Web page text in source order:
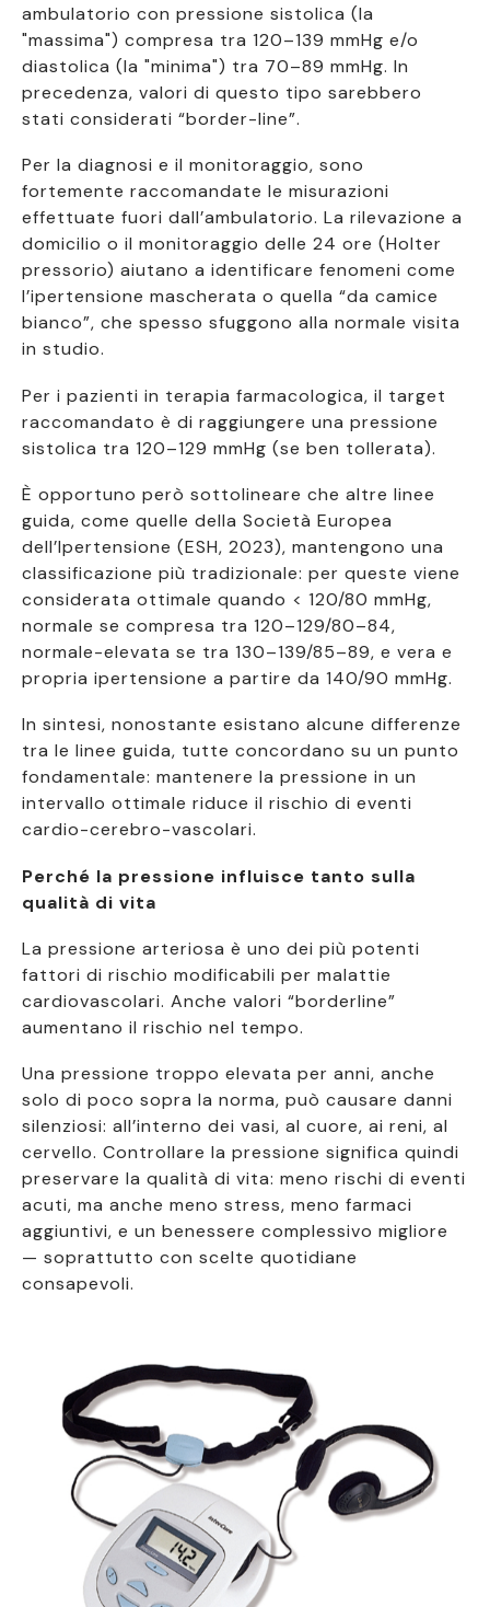
ambulatorio con pressione sistolica (la
"massima") compresa tra 120–139 mmHg e/o
diastolica (la "minima") tra 70–89 mmHg. In
precedenza, valori di questo tipo sarebbero
stati considerati “border-line”.
Per la diagnosi e il monitoraggio, sono
fortemente raccomandate le misurazioni
effettuate fuori dall’ambulatorio. La rilevazione a
domicilio o il monitoraggio delle 24 ore (Holter
pressorio) aiutano a identificare fenomeni come
l’ipertensione mascherata o quella “da camice
bianco”, che spesso sfuggono alla normale visita
in studio.
Per i pazienti in terapia farmacologica, il target
raccomandato è di raggiungere una pressione
sistolica tra 120–129 mmHg (se ben tollerata).
È opportuno però sottolineare che altre linee
guida, come quelle della Società Europea
dell’Ipertensione (ESH, 2023), mantengono una
classificazione più tradizionale: per queste viene
considerata ottimale quando < 120/80 mmHg,
normale se compresa tra 120–129/80–84,
normale-elevata se tra 130–139/85–89, e vera e
propria ipertensione a partire da 140/90 mmHg.
In sintesi, nonostante esistano alcune differenze
tra le linee guida, tutte concordano su un punto
fondamentale: mantenere la pressione in un
intervallo ottimale riduce il rischio di eventi
cardio-cerebro-vascolari.
Perché la pressione influisce tanto sulla
qualità di vita
La pressione arteriosa è uno dei più potenti
fattori di rischio modificabili per malattie
cardiovascolari. Anche valori “borderline”
aumentano il rischio nel tempo.
Una pressione troppo elevata per anni, anche
solo di poco sopra la norma, può causare danni
silenziosi: all’interno dei vasi, al cuore, ai reni, al
cervello. Controllare la pressione significa quindi
preservare la qualità di vita: meno rischi di eventi
acuti, ma anche meno stress, meno farmaci
aggiuntivi, e un benessere complessivo migliore
— soprattutto con scelte quotidiane
consapevoli.